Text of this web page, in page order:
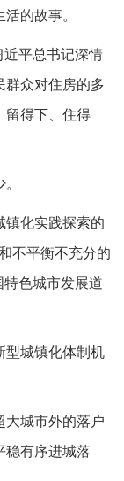
的故事。
近平总书记深情
群众对住房的多
留得下、住得
镇化实践探索的
不平衡不充分的
特色城市发展道
型城镇化体制机
大城市外的落户
稳有序进城落